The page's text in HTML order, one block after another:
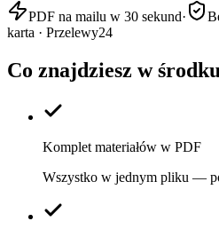
PDF na mailu w 30 sekund·
karta · Przelewy24
Co znajdziesz w środku
Komplet materiałów w PDF
Wszystko w jednym pliku —